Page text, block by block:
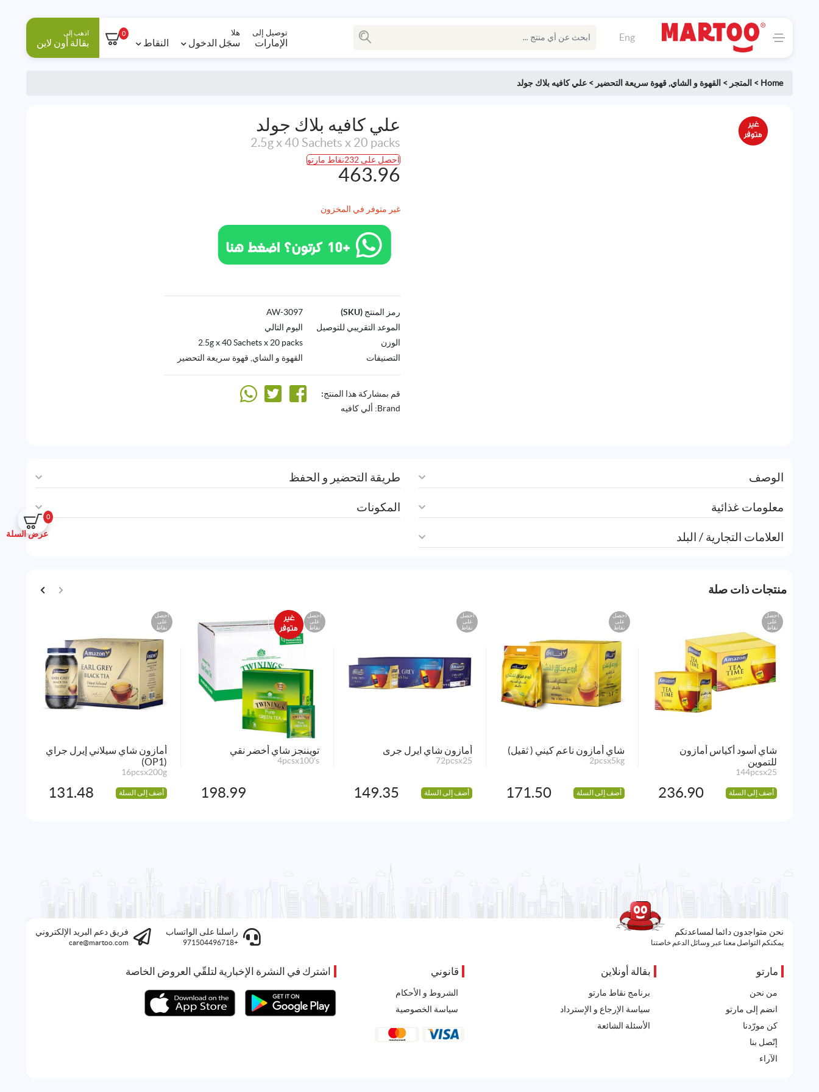
Eng توصيل إلى
الإمارات
هلا
سجَل الدخول النقاط
0 اذهب إلى
بقالة أون لاين
0
عرض السلة
Home
> المتجر > القهوة و الشاي,قهوة سريعة التحضير >علي كافيه بلاك جولد
علي كافيه بلاك جولد
2.5g x 40 Sachets x 20 packs
احصل على 232نقاط مارتو
463.96
غير متوفر في المخزون
رمز المنتج (SKU)
3097-AW
الموعد التقريبي للتوصيل
اليوم التالي
الوزن
2.5g x 40 Sachets x 20 packs
التصنيفات
القهوة و الشاي, قهوة سريعة التحضير
قم بمشاركة هذا المنتج:
Brand: ألي كافيه
الوصف
معلومات غذائية
العلامات التجارية / البلد
طريقة التحضير و الحفظ
المكونات
منتجات ذات صلة
احصل
على
نقاط
شاي أسود أكياس أمازون
للتموين
144pcsx25
أضف إلى السلة 236.90
احصل
على
نقاط
شاي أمازون ناعم كيني ( ثقيل)
2pcsx5kg
أضف إلى السلة 171.50
احصل
على
نقاط
أمازون شاي ايرل جرى
72pcsx25
أضف إلى السلة 149.35
احصل
على
نقاط
تويننجز شاي أخضر نقي
4pcsx100's
198.99
احصل
على
نقاط
أمازون شاي سيلاني إيرل جراي
(OP1)
16pcsx200g
أضف إلى السلة 131.48
نحن متواجدون دائما لمساعدتكم
يمكنكم التواصل معنا عبر وسائل الدعم خاصتنا
راسلنا على الواتساب
+971504496718
فريق دعم البريد الإلكتروني
care@martoo.com
مارتو
من نحن
انضم إلى مارتو
كن مورّدنا
إتّصل بنا
الآراء
بقالة أونلاين
برنامج نقاط مارتو
سياسة الإرجاع و الإسترداد
الأسئلة الشائعة
قانوني
الشروط و الأحكام
سياسة الخصوصية
اشترك في النشرة الإخبارية لتلقّي العروض الخاصة